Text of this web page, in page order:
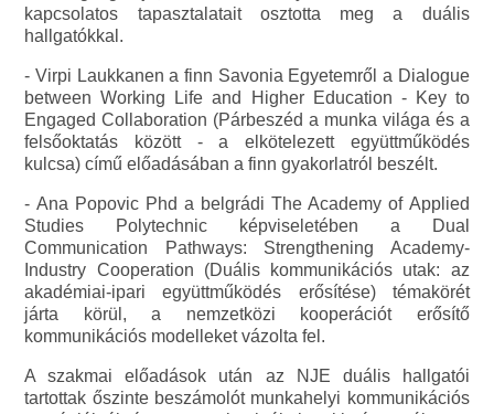
kapcsolatos tapasztalatait osztotta meg a duális
hallgatókkal.
- Virpi Laukkanen a finn Savonia Egyetemről a Dialogue
between Working Life and Higher Education - Key to
Engaged Collaboration (Párbeszéd a munka világa és a
felsőoktatás között - a elkötelezett együttműködés
kulcsa) című előadásában a finn gyakorlatról beszélt.
- Ana Popovic Phd a belgrádi The Academy of Applied
Studies Polytechnic képviseletében a Dual
Communication Pathways: Strengthening Academy-
Industry Cooperation (Duális kommunikációs utak: az
akadémiai-ipari együttműködés erősítése) témakörét
járta körül, a nemzetközi kooperációt erősítő
kommunikációs modelleket vázolta fel.
A szakmai előadások után az NJE duális hallgatói
tartottak őszinte beszámolót munkahelyi kommunikációs